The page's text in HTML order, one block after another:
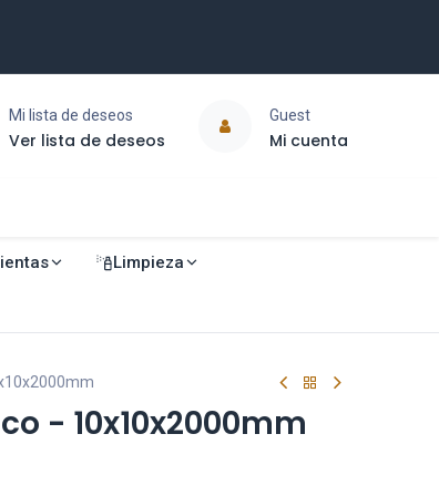
Mi lista de deseos
Ver lista de deseos
Guest
Mi cuenta
Limpieza
- 10x10x2000mm